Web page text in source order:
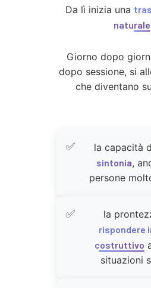
Da lì inizia una
naturale
Giorno dopo
dopo sessione, si
che diventano
la capacità
sintonia,
persone
la
rispondere
costruttivo
situazioni